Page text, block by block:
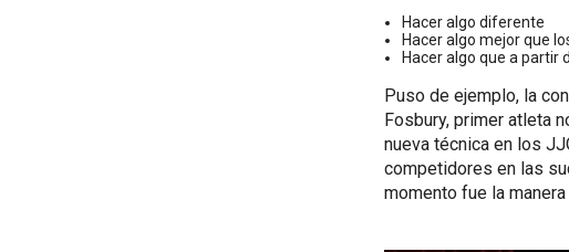
Hacer algo diferente
Hacer algo mejor que
Hacer algo que a partir
Puso de ejemplo, la
Fosbury, primer atleta
nueva técnica en los
competidores en las
momento fue la